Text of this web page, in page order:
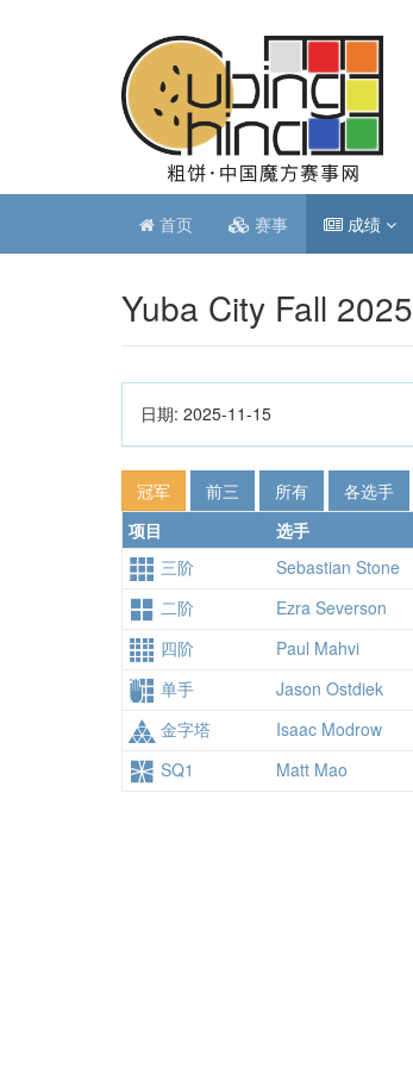
首页 赛事 成绩
Yuba City Fall 2025
日期: 2025-11-15
冠军 前三 所有 各选手
项目
选手
三阶
Sebastian Stone
二阶 Ezra Severson
四阶 Paul Mahvi
单手 Jason Ostdiek
金字塔 Isaac Modrow
SQ1 Matt Mao